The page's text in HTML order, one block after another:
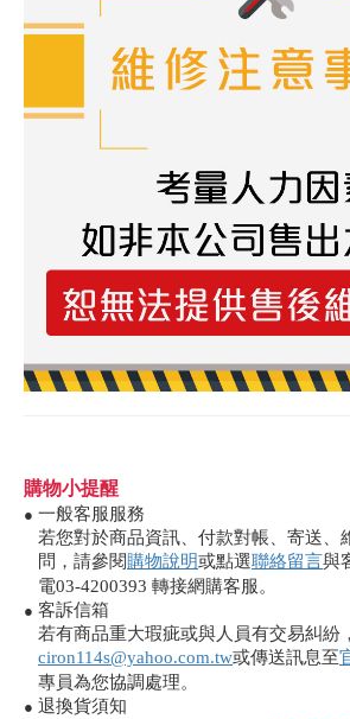
購物小提醒
● 一般客服服務
若您對於商品資訊、付款對帳、寄送、
問，請參閱購物說明或點選聯絡留言與
電03-4200393 轉接網購客服。
● 客訴信箱
若有商品重大瑕疵或與人員有交易糾紛
ciron114s@yahoo.com.tw或傳送訊息至
專員為您協調處理。
● 退換貨須知